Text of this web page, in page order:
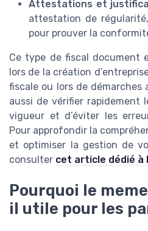
Attestations et
attestation de
pour prouver la
Ce type de fiscal document
lors de la création
fiscale ou lors de démarches
aussi de vérifier rapidement
vigueur et d’éviter les
Pour approfondir la
et optimiser la gestion de
consulter cet article dédié à
Pourquoi le
il utile pour les